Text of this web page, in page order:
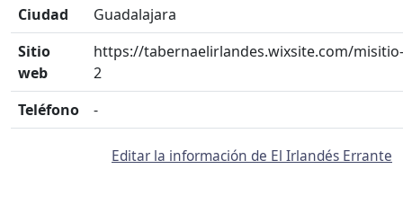
Ciudad
Guadalajara
Sitio
web
https://tabernaelirlandes.wixsite.com/misitio-
2
Teléfono
-
Editar la información de El Irlandés Errante